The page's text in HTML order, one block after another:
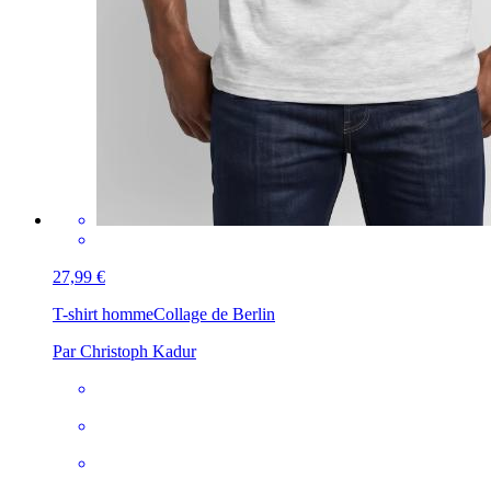
27,99 €
T-shirt hommeCollage de Berlin
Par Christoph Kadur